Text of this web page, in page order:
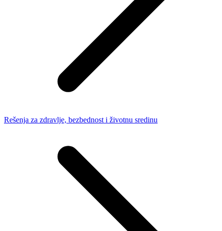
Rešenja za zdravlje, bezbednost i životnu sredinu